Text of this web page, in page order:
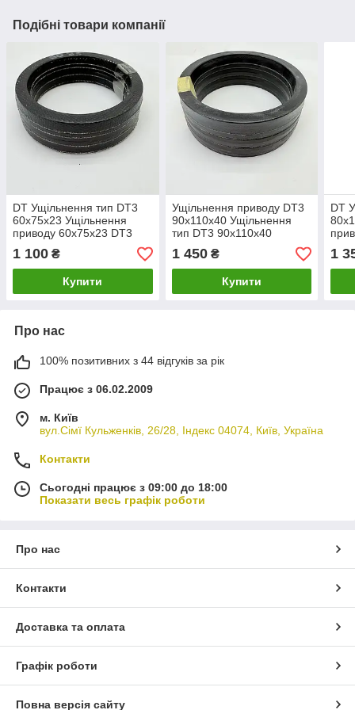
Подібні товари компанії
DT Ущільнення тип DT3
60x75x23 Ущільнення
приводу 60x75x23 DT3
1 100 ₴
Купити
Ущільнення приводу DT3
90x110x40 Ущільнення
тип DT3 90x110x40
1 450₴
Купити
DT
1
Про нас
100% позитивних з 44 відгуків за рік
Працює з 06.02.2009
м. Київ
вул.Сімї Кульженків, 26/28, Індекс 04074, Київ, Україна
Контакти
Сьогодні працює з 09:00 до 18:00
Показати весь графік роботи
Про нас
Контакти
Доставка та оплата
Графік роботи
Повна версія сайту